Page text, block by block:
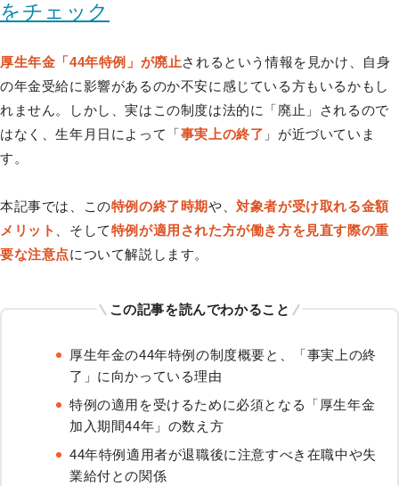
をチェック
厚生年金「44年特例」が廃止されるという情報を見かけ、自身
の年金受給に影響があるのか不安に感じている方もいるかもし
れません。しかし、実はこの制度は法的に「廃止」されるので
はなく、生年月日によって「事実上の終了 」が近づいていま
す。
本記事では、この特例の終了時期や、対象者が受け取れる金額
メリット
、そして特例が適用された方が働き方を見直す際の重
要な注意点について解説します。
この記事を読んでわかること
厚生年金の44年特例の制度概要と、「事実上の終
了」に向かっている理由
特例の適用を受けるために必須となる「厚生年金
加入期間44年」の数え方
44年特例適用者が退職後に注意すべき在職中や失
業給付との関係